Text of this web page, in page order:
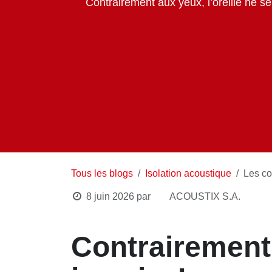
Tous les blogs Isolation acoustique
8 juin 2026 par ACOUSTIX S.A.